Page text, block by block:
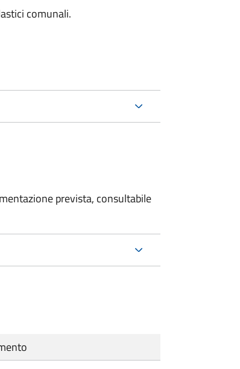
comunali.
prevista, consultabile